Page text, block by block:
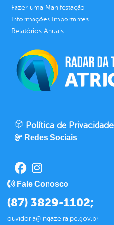
Fazer uma Manifestação
Informações Importantes
Relatórios Anuais
Política de Privacidade
Redes Sociais
Fale Conosco
(87) 3829-1102;
ouvidoria@ingazeira.pe.gov.br